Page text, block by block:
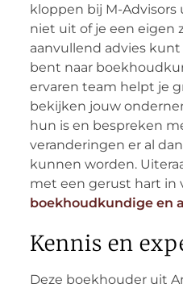
kloppen bij M-
niet uit of je een eigen
aanvullend advies
bent naar
ervaren team helpt je
bekijken jouw
hun is en bespreken
veranderingen er al
kunnen worden.
met een gerust hart in
boekhoudkundige en
Kennis en
Deze boekhouder uit